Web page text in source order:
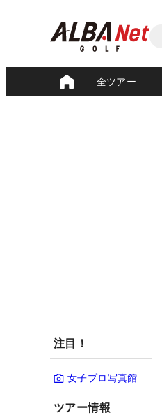
全ツアー
注目！
女子プロ写真館
ツアー情報